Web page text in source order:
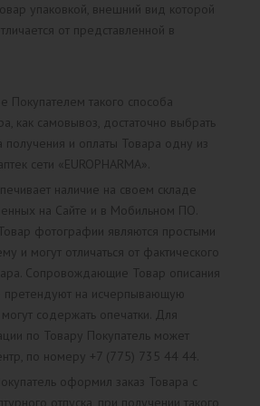
упаковкой, внешний вид которой
от представленной в
Покупателем такого способа
как самовывоз, достаточно выбрать
получения и оплаты Товара одну из
сети «EUROPHARMA».
наличие на своем складе
на Сайте и в Мобильном ПО.
фотографии являются простыми
и могут отличаться от фактического
Сопровождающие Товар описания
претендуют на исчерпывающую
содержать опечатки. Для
по Товару Покупатель может
по номеру +7 (775) 735 44 44.
оформил заказ Товара с
отпуска, при получении такого